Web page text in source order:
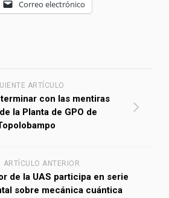
Correo electrónico
ARTÍCULO
con las mentiras
la Planta de GPO de
ARTÍCULO ANTERIOR
de la UAS participa en serie
sobre mecánica cuántica